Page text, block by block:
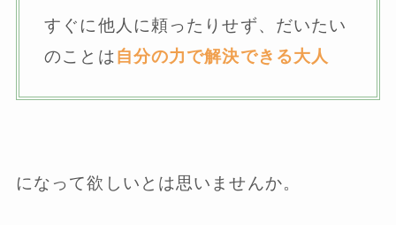
すぐに他人に頼ったりせず、だいたい
のことは 自分の力で解決できる大人
になって欲しいとは思いませんか。